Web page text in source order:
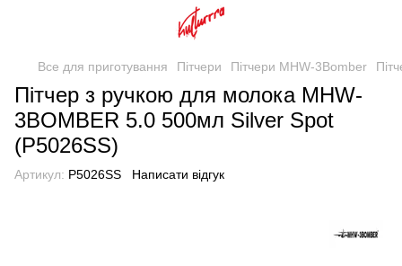
Все для приготування Пітчери Пітчери MHW-3Bomber
Пітчер з ручкою для молока MHW-
3BOMBER 5.0 500мл Silver Spot
(P5026SS)
Артикул: P5026SS Написати відгук